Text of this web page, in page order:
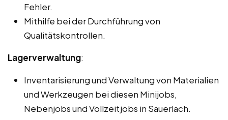
Fehler.
Mithilfe bei der Durchführung von
Qualitätskontrollen.
Lagerverwaltung:
Inventarisierung und Verwaltung von Materialien
und Werkzeugen bei diesen Minijobs,
Nebenjobs und Vollzeitjobs in Sauerlach.